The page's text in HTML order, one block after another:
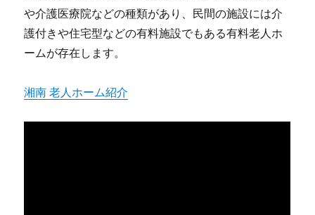
や介護医療院などの種類があり、民間の施設には介
護付きや住宅型などの有料施設でもある有料老人ホ
ームが存在します。
湘南 老人ホーム紹介